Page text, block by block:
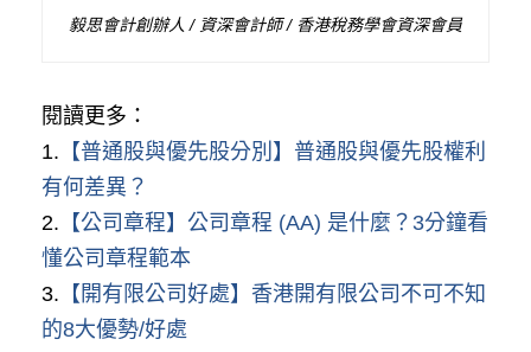
毅思會計創辦人 / 資深會計師 / 香港稅務學會資深會員
閱讀更多：
1. 【普通股與優先股分別】普通股與優先股權利
有何差異？
2. 【公司章程】公司章程 (AA) 是什麼？3分鐘看
懂公司章程範本
3. 【開有限公司好處】香港開有限公司不可不知
的8大優勢/好處